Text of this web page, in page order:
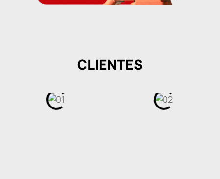
CLIENTES